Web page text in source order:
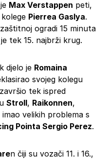
Max Verstappen peti,
Pierrea Gaslya.
ogradi 15 minuta
tek 15. najbrži krug.
djelo je Romaina
svojeg kolegu
tek ispred
Stroll, Raikonnen,
velikih problema s
Pointa Sergio Perez.
n čiji su vozači 11. i 16.,